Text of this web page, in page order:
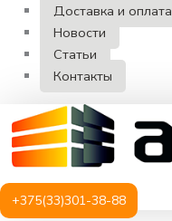
Доставка и оплата
Новости
Статьи
Контакты
+375(33)301-38-88